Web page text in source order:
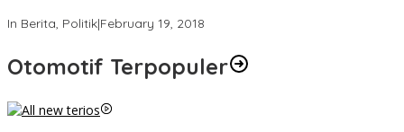
In Berita, Politik|February 19, 2018
Otomotif Terpopuler